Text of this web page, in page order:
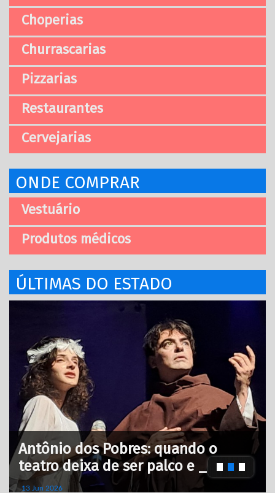
Choperias
Churrascarias
Pizzarias
Restaurantes
Cervejarias
ONDE COMPRAR
Vestuário
Produtos médicos
ÚLTIMAS DO ESTADO
Antônio dos Pobres: quando o
teatro deixa de ser palco e _
13 Jun 2026